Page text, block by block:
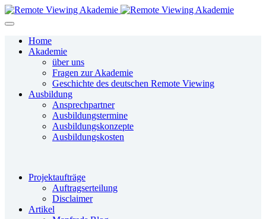
Home
Akademie
über uns
Fragen zur Akademie
Geschichte des deutschen Remote Viewing
Ausbildung
Ansprechpartner
Ausbildungstermine
Ausbildungskonzepte
Ausbildungskosten
Projektaufträge
Auftragserteilung
Disclaimer
Artikel